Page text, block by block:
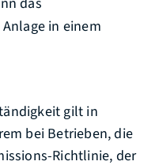
in einem
gilt in
bei Betrieben, die
Richtlinie, der